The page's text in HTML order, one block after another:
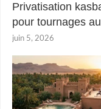
Privatisation
pour tournages
juin 5, 2026